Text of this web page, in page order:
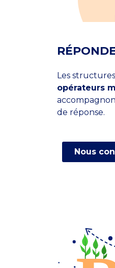
Les
opérateurs
de réponse.
Nous